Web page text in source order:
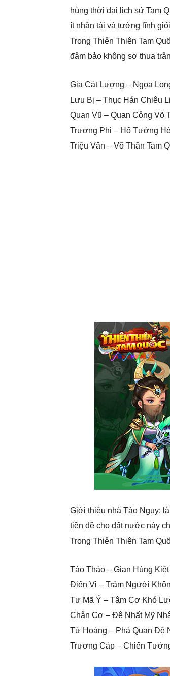
hùng thời đại lịch sử Tam
ít nhân tài và tướng lĩnh
Trong Thiên Thiên Tam
đảm bảo không sợ thua
Gia Cát Lượng – Ngọa
Lưu Bị – Thục Hán Chiêu
Quan Vũ – Quan Công Võ
Trương Phi – Hổ Tướng
Triệu Vân – Võ Thần Tam
Giới thiệu nhà Tào Ngụy:
tiền đề cho đất nước này
Trong Thiên Thiên Tam
Tào Tháo – Gian Hùng
Điển Vi – Trăm Người
Tư Mã Ý – Tâm Cơ Khó
Chân Cơ – Đệ Nhất Mỹ
Từ Hoảng – Phá Quan Đệ
Trương Cáp – Chiến